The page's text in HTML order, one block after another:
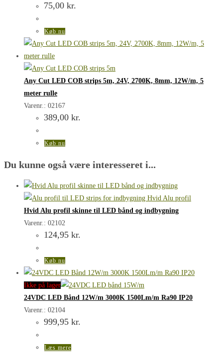
75,00 kr.
Køb nu
Any Cut LED COB strips 5m, 24V, 2700K, 8mm, 12W/m, 5
meter rulle
Varenr.: 02167
389,00 kr.
Køb nu
Du kunne også være interesseret i...
Hvid Alu profil skinne til LED bånd og indbygning
Varenr.: 02102
124,95 kr.
Køb nu
Ikke på lager
24VDC LED Bånd 12W/m 3000K 1500Lm/m Ra90 IP20
Varenr.: 02104
999,95 kr.
Læs mere